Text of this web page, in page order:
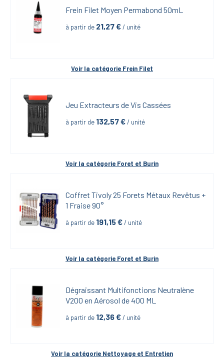
Frein Filet Moyen Permabond 50mL
à partir de 21,27 € / unité
Voir la catégorie Frein Filet
Jeu Extracteurs de Vis Cassées
à partir de 132,57 € / unité
Voir la catégorie Foret et Burin
Coffret Tivoly 25 Forets Métaux Revêtus +
1 Fraise 90°
à partir de 191,15 € / unité
Voir la catégorie Foret et Burin
Dégraissant Multifonctions Neutralène
V200 en Aérosol de 400 ML
à partir de 12,36 € / unité
Voir la catégorie Nettoyage et Entretien